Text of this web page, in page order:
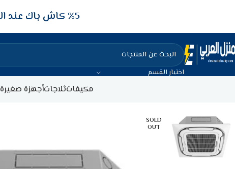
5‎% كاش باك عند الدفع عن طريق الفيزا البنكيه
اختيار القسم
مكيفاتثلاجاتأجهزة صغيرة
SOLD
OUT